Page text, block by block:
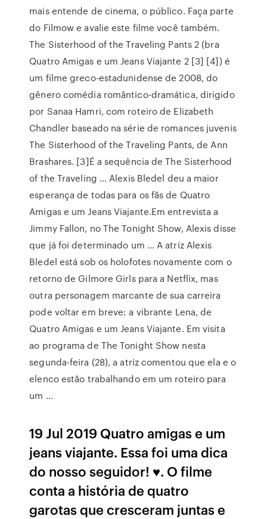
mais entende de cinema, o público. Faça parte
do Filmow e avalie este filme você também.
The Sisterhood of the Traveling Pants 2 (bra
Quatro Amigas e um Jeans Viajante 2 [3] [4]) é
um filme greco-estadunidense de 2008, do
gênero comédia romântico-dramática, dirigido
por Sanaa Hamri, com roteiro de Elizabeth
Chandler baseado na série de romances juvenis
The Sisterhood of the Traveling Pants, de Ann
Brashares. [3]É a sequência de The Sisterhood
of the Traveling … Alexis Bledel deu a maior
esperança de todas para os fãs de Quatro
Amigas e um Jeans Viajante.Em entrevista a
Jimmy Fallon, no The Tonight Show, Alexis disse
que já foi determinado um … A atriz Alexis
Bledel está sob os holofotes novamente com o
retorno de Gilmore Girls para a Netflix, mas
outra personagem marcante de sua carreira
pode voltar em breve: a vibrante Lena, de
Quatro Amigas e um Jeans Viajante. Em visita
ao programa de The Tonight Show nesta
segunda-feira (28), a atriz comentou que ela e o
elenco estão trabalhando em um roteiro para
um …
19 Jul 2019 Quatro amigas e um
jeans viajante. Essa foi uma dica
do nosso seguidor! ♥. O filme
conta a história de quatro
garotas que cresceram juntas e